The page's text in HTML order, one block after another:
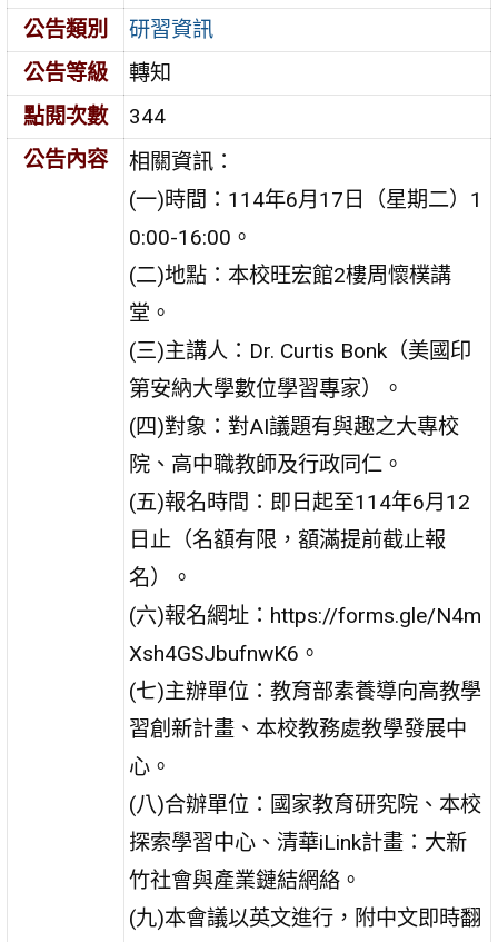
公告類別
研習資訊
公告等級
轉知
點閱次數
344
公告內容
相關資訊：
(一)時間：114年6月17日（星期二）1
0:00-16:00。
(二)地點：本校旺宏館2樓周懷樸講
堂。
(三)主講人：Dr. Curtis Bonk（美國印
第安納大學數位學習專家）。
(四)對象：對AI議題有與趣之大專校
院、高中職教師及行政同仁。
(五)報名時間：即日起至114年6月12
日止（名額有限，額滿提前截止報
名）。
(六)報名網址：https://forms.gle/N4m
Xsh4GSJbufnwK6。
(七)主辦單位：教育部素養導向高教學
習創新計畫、本校教務處教學發展中
心。
(八)合辦單位：國家教育研究院、本校
探索學習中心、清華iLink計畫：大新
竹社會與產業鏈結網絡。
(九)本會議以英文進行，附中文即時翻